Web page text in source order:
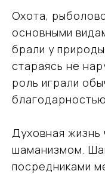
Охота,
основными
брали у
стараясь не
роль играли
Духовная жизнь
шаманизмом.
посредниками